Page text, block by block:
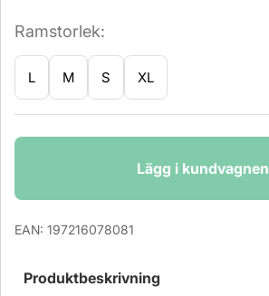
Ramstorlek:
L M S XL
Lägg i kundvagnen
EAN: 197216078081
Produktbeskrivning